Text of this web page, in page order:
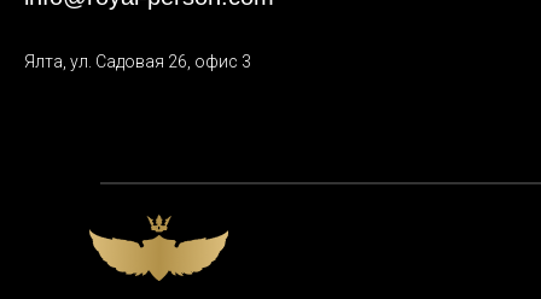
Ялта, ул. Садовая 26, офис 3